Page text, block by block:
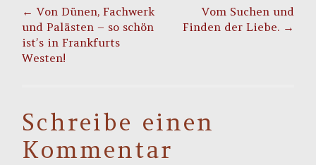
navigation
← Von Dünen, Fachwerk
und Palästen – so schön
ist’s in Frankfurts
Westen!
Vom Suchen und
Finden der Liebe. →
Schreibe einen
Kommentar